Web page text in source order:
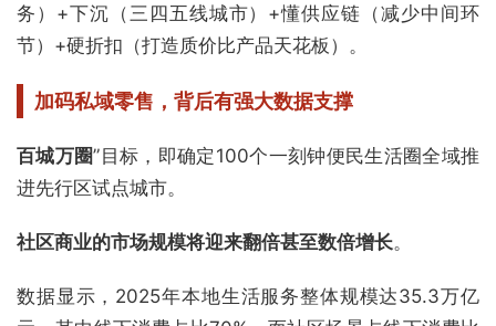
务）+下沉（三四五线城市）+懂供应链（减少中间环
节）+硬折扣（打造质价比产品天花板）。
加码私域零售，背后有强大数据支撑
百城万圈”目标，即确定100个一刻钟便民生活圈全域推
进先行区试点城市。
社区商业的市场规模将迎来翻倍甚至数倍增长。
数据显示，2025年本地生活服务整体规模达35.3万亿